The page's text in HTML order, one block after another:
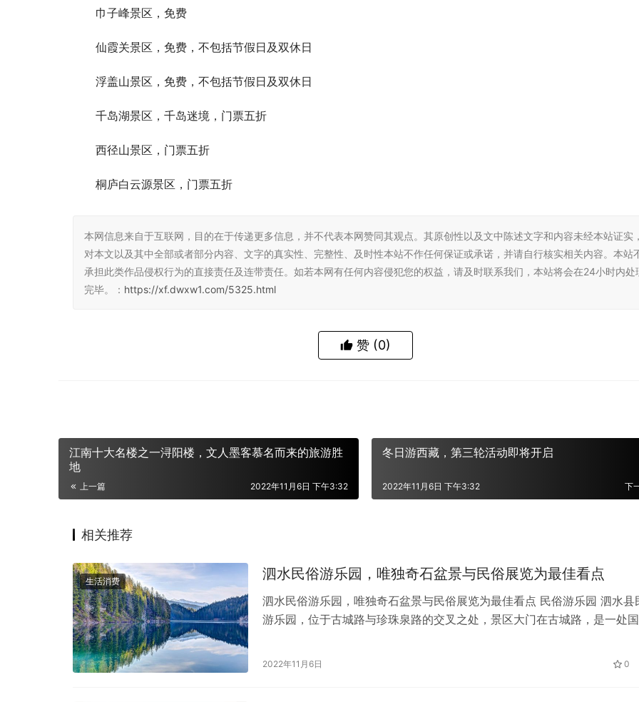
巾子峰景区，免费
仙霞关景区，免费，不包括节假日及双休日
浮盖山景区，免费，不包括节假日及双休日
千岛湖景区，千岛迷境，门票五折
西径山景区，门票五折
桐庐白云源景区，门票五折
本网信息来自于互联网，目的在于传递更多信息，并不代表本网赞同其观点。其原创性以及文中陈述文字和内容未经本站证实，
对本文以及其中全部或者部分内容、文字的真实性、完整性、及时性本站不作任何保证或承诺，并请自行核实相关内容。本站
承担此类作品侵权行为的直接责任及连带责任。如若本网有任何内容侵犯您的权益，请及时联系我们，本站将会在24小时内处
完毕。： https://xf.dwxw1.com/5325.html
赞 (0)
江南十大名楼之一浔阳楼，文人墨客慕名而来的旅游胜
地
上一篇 2022年11月6日 下午3:32
冬日游西藏，第三轮活动即将开启
下
2022年11月6日 下午3:32
相关推荐
生活消费 泗水民俗游乐园，唯独奇石盆景与民俗展览为最佳看点
泗水民俗游乐园，唯独奇石盆景与民俗展览为最佳看点 民俗游乐园 泗水县
游乐园，位于古城路与珍珠泉路的交叉之处，景区大门在古城路，是一处国
2022年11月6日 0